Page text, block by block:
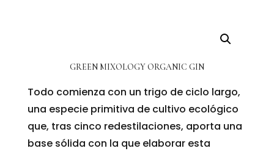
GREEN MIXOLOGY ORGANIC GIN
Todo comienza con un trigo de ciclo largo,
una especie primitiva de cultivo ecológico
que, tras cinco redestilaciones, aporta una
base sólida con la que elaborar esta